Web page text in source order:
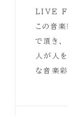
LIVE
この音
で頂き、
人が人
な音楽彩